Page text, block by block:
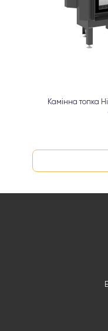
Камінна топка